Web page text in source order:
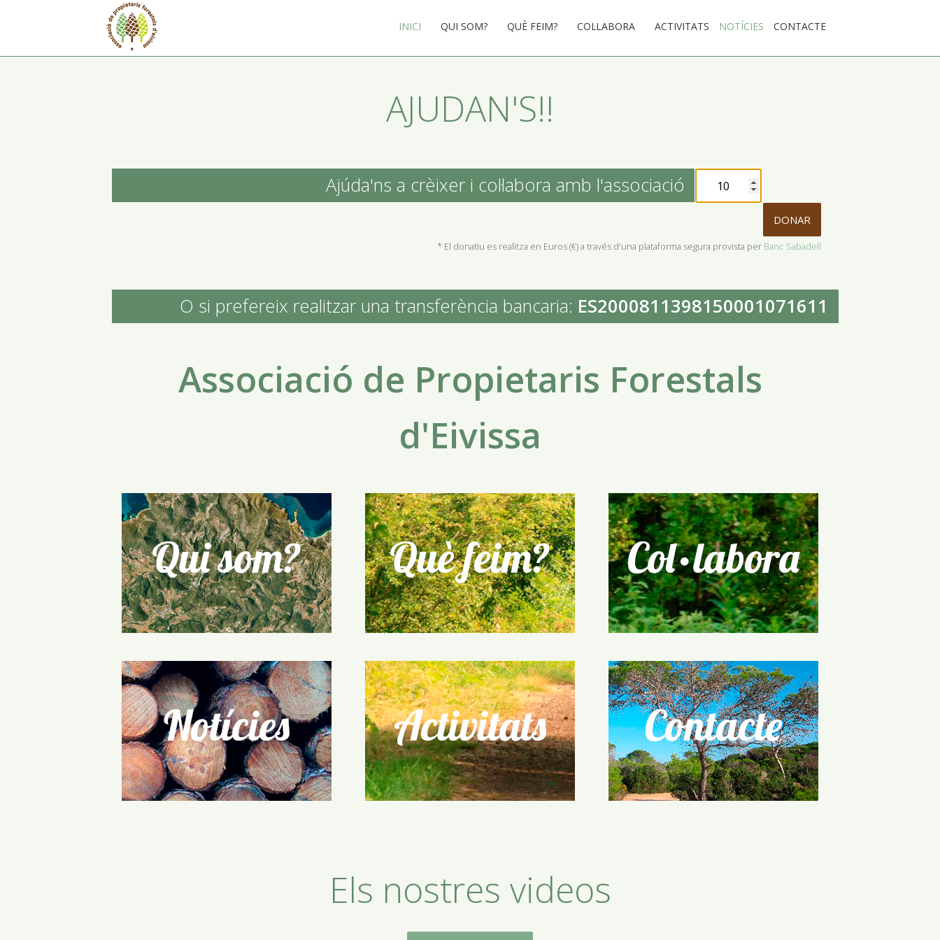
INICI QUI SOM? QUÈ FEIM? COL·LABORA ACTIVITATS NOTÍCIES CONTACTE
AJUDAN'S!!
Ajúda'ns a crèixer i col·labora amb l'associació
DONAR
* El donatiu es realitza en Euros (€) a través d'una plataforma segura provista per Banc Sabadell
O si prefereix realitzar una transferència bancaria: ES2000811398150001071611
Associació de Propietaris Forestals
d'Eivissa
Els nostres videos